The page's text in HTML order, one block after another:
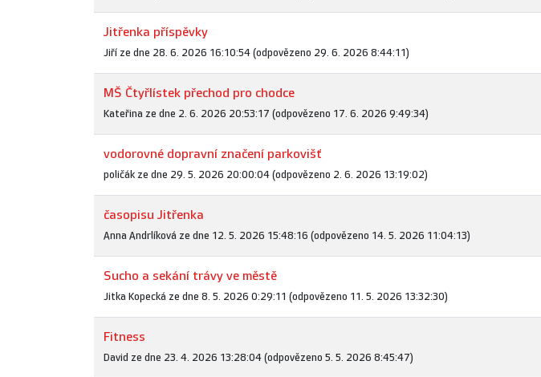
Jitřenka příspěvky
Jiří ze dne 28. 6. 2026 16:10:54 (odpovězeno 29. 6. 2026 8:44:11)
MŠ Čtyřlístek přechod pro chodce
Kateřina ze dne 2. 6. 2026 20:53:17 (odpovězeno 17. 6. 2026 9:49:34)
vodorovné dopravní značení parkovišť
poličák ze dne 29. 5. 2026 20:00:04 (odpovězeno 2. 6. 2026 13:19:02)
časopisu Jitřenka
Anna Andrlíková ze dne 12. 5. 2026 15:48:16 (odpovězeno 14. 5. 2026 11:04:13)
Sucho a sekání trávy ve městě
Jitka Kopecká ze dne 8. 5. 2026 0:29:11 (odpovězeno 11. 5. 2026 13:32:30)
Fitness
David ze dne 23. 4. 2026 13:28:04 (odpovězeno 5. 5. 2026 8:45:47)